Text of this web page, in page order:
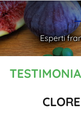
Esperti